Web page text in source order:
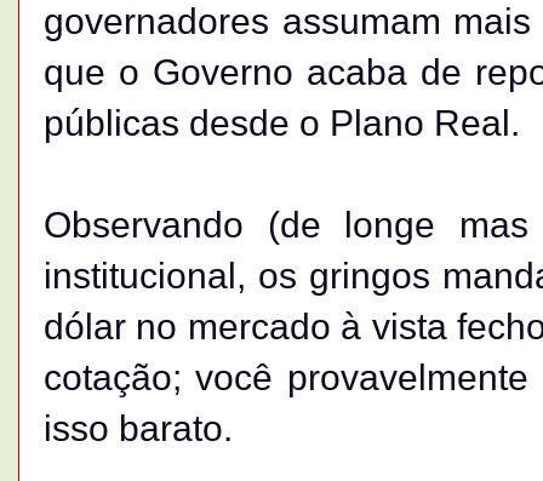
governadores assumam
que o Governo acaba de
públicas desde o Plano Real.
Observando (de longe
institucional, os gringos
dólar no mercado à vista
cotação; você
isso barato.